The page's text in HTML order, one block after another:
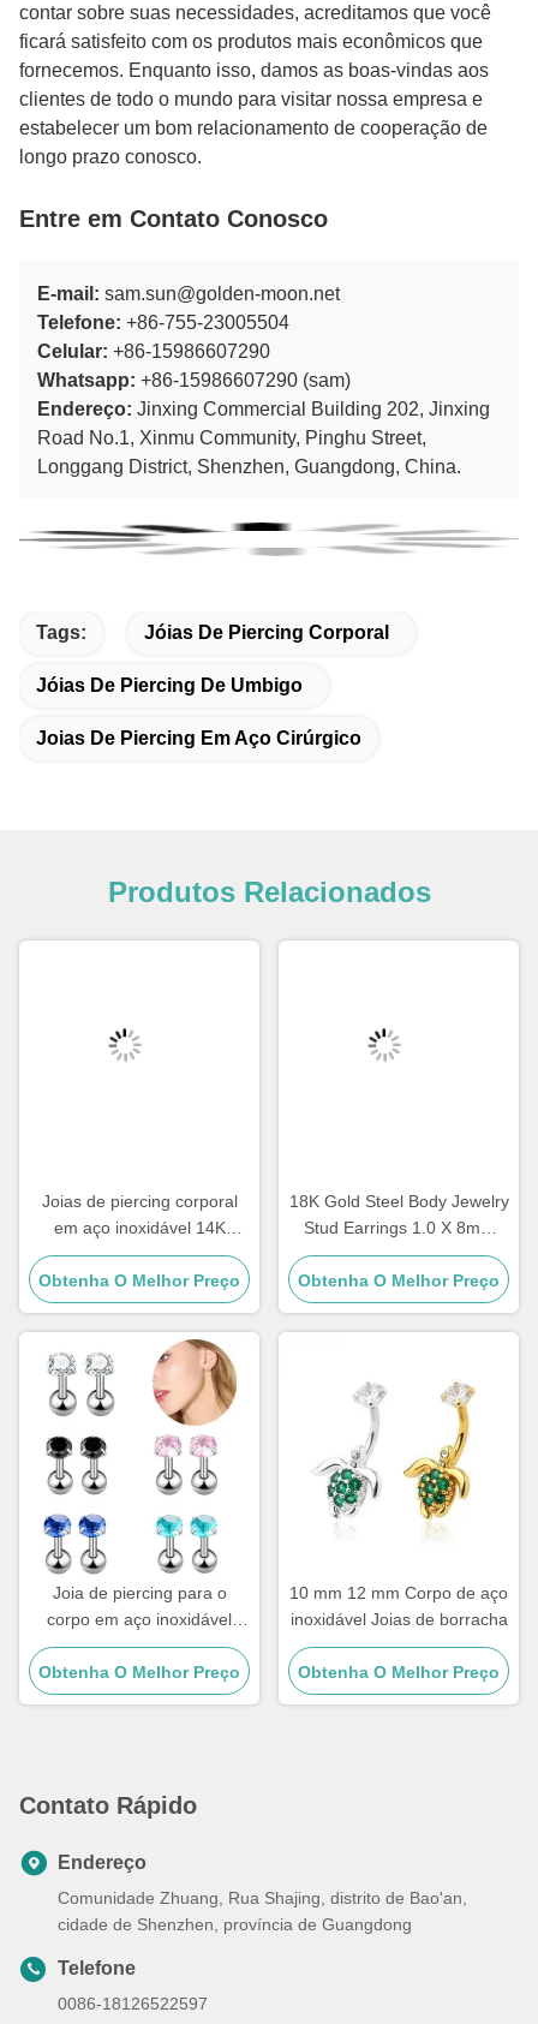
contar sobre suas necessidades, acreditamos que você
ficará satisfeito com os produtos mais econômicos que
fornecemos. Enquanto isso, damos as boas-vindas aos
clientes de todo o mundo para visitar nossa empresa e
estabelecer um bom relacionamento de cooperação de
longo prazo conosco.
Entre em Contato Conosco
E-mail: sam.sun@golden-moon.net
Telefone: +86-755-23005504
Celular: +86-15986607290
Whatsapp: +86-15986607290 (sam)
Endereço: Jinxing Commercial Building 202, Jinxing
Road No.1, Xinmu Community, Pinghu Street,
Longgang District, Shenzhen, Guangdong, China.
Tags: Jóias De Piercing Corporal
Jóias De Piercing De Umbigo
Joias De Piercing Em Aço Cirúrgico
Produtos Relacionados
Joias de piercing corporal
em aço inoxidável 14K
Labret Lip Piercing Jewelry
1.2mm
Obtenha O Melhor Preço
18K Gold Steel Body Jewelry
Stud Earrings 1.0 X 8mm
Piercing de orelhas Joias
para mulheres
Obtenha O Melhor Preço
Joia de piercing para o
corpo em aço inoxidável
com cristal, 8mm
Obtenha O Melhor Preço
10 mm 12 mm Corpo de aço
inoxidável Joias de borracha
Obtenha O Melhor Preço
Contato Rápido
Endereço
Comunidade Zhuang, Rua Shajing, distrito de Bao'an,
cidade de Shenzhen, província de Guangdong
Telefone
0086-18126522597